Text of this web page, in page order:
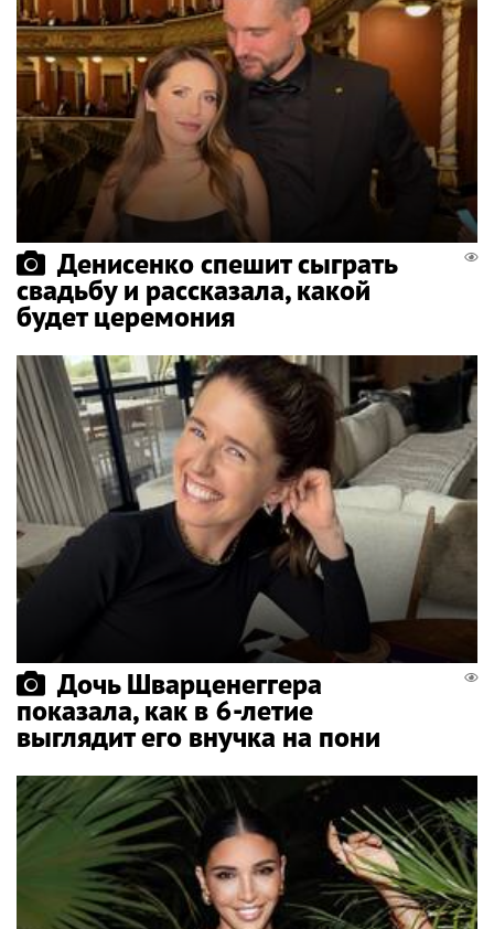
Денисенко спешит сыграть
свадьбу и рассказала, какой
будет церемония
Дочь Шварценеггера
показала, как в 6-летие
выглядит его внучка на пони